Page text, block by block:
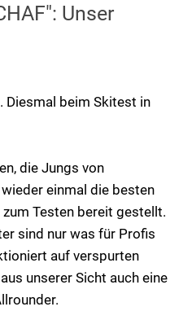
Unser
Diesmal beim Skitest in
die Jungs von
einmal die besten
Testen bereit gestellt.
sind nur was für Profis
auf verspurten
unserer Sicht auch eine